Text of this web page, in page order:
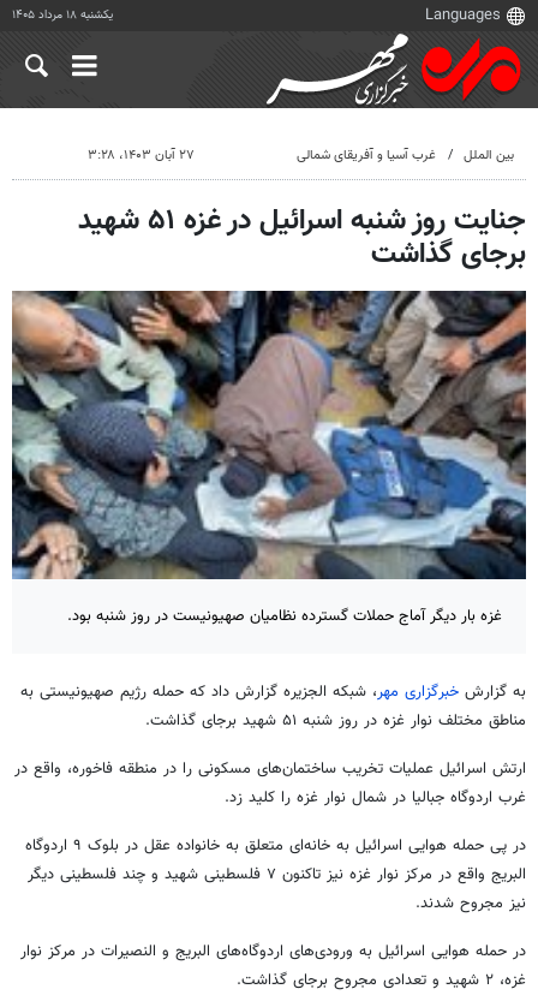
یکشنبه ۱۸ مرداد ۱۴۰۵
بین الملل غرب آسیا و آفریقای شمالی ۲۷ آبان ۱۴۰۳، ۳:۲۸
جنایت روز شنبه اسرائیل در غزه ۵۱ شهید
برجای گذاشت
غزه بار دیگر آماج حملات گسترده نظامیان صهیونیست در روز شنبه بود.
به گزارش خبرگزاری مهر، شبکه الجزیره گزارش داد که حمله رژیم صهیونیستی به
مناطق مختلف نوار غزه در روز شنبه ۵۱ شهید برجای گذاشت.
ارتش اسرائیل عملیات تخریب ساختمان‌های مسکونی را در منطقه فاخوره، واقع در
غرب اردوگاه جبالیا در شمال نوار غزه را کلید زد.
در پی حمله هوایی اسرائیل به خانه‌ای متعلق به خانواده عقل در بلوک ۹ اردوگاه
البریج
واقع در مرکز نوار غزه نیز تاکنون ۷ فلسطینی شهید و چند فلسطینی دیگر
نیز مجروح شدند.
در حمله هوایی اسرائیل به ورودی‌های اردوگاه‌های البریج و النصیرات در مرکز نوار
غزه، ۲ شهید و تعدادی مجروح برجای گذاشت.